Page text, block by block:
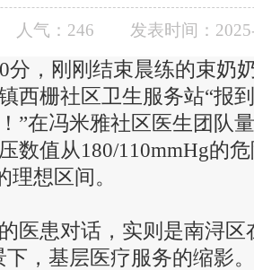
人气： 246 发表时间：
，刚刚结束晨练的束奶
西栅社区卫生服务站“报
”在冯米雅社区医生团队
数值从180/110mmHg的
理想区间。
患对话，实则是南浔区
下，基层医疗服务的缩影。